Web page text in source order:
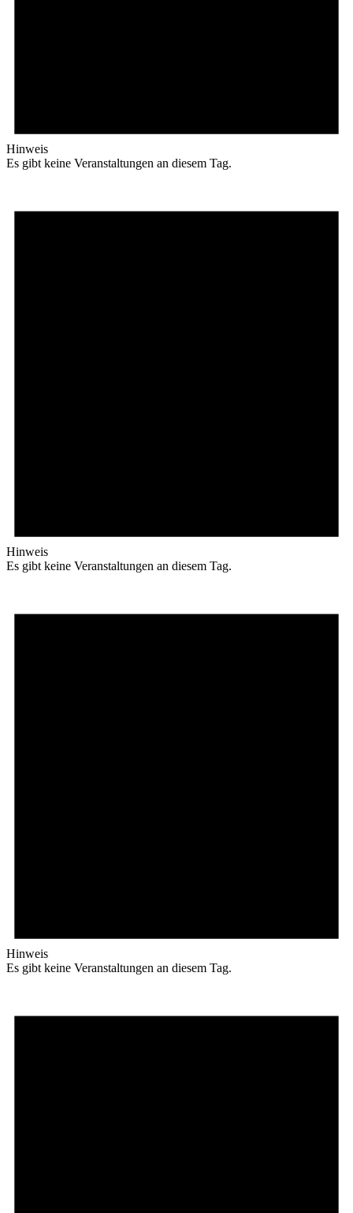
Hinweis
Es gibt keine Veranstaltungen an diesem Tag.
Hinweis
Es gibt keine Veranstaltungen an diesem Tag.
Hinweis
Es gibt keine Veranstaltungen an diesem Tag.